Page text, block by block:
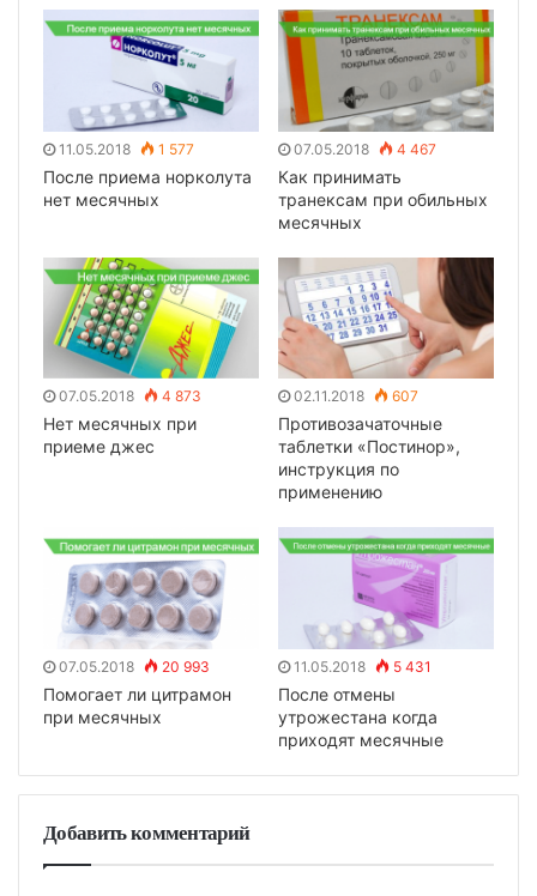
11.05.2018 1 577
После приема норколута
нет месячных
07.05.2018 4 467
Как принимать
транексам при обильных
месячных
07.05.2018 4 873
Нет месячных при
приеме джес
02.11.2018 607
Противозачаточные
таблетки «Постинор»,
инструкция по
применению
07.05.2018 20 993
Помогает ли цитрамон
при месячных
11.05.2018 5 431
После отмены
утрожестана когда
приходят месячные
Добавить комментарий